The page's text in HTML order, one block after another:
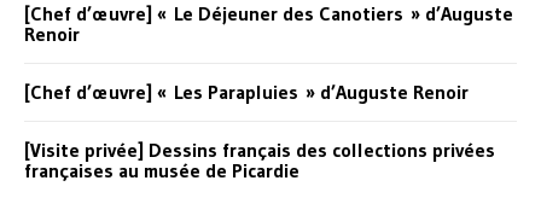
[Chef d’œuvre] « Le Déjeuner des Canotiers » d’Auguste
Renoir
[Chef d’œuvre] « Les Parapluies » d’Auguste Renoir
[Visite privée] Dessins français des collections privées
françaises au musée de Picardie